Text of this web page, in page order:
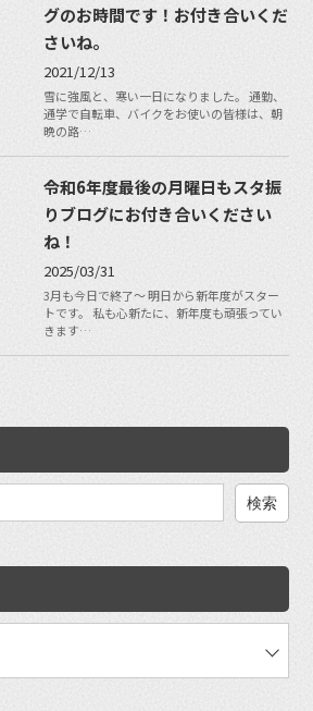
グのお時間です！お付き合いくだ
さいね。
2021/12/13
雪に強風と、寒い一日になりました。 通勤、
通学で自転車、バイクをお使いの皆様は、朝
晩の路…
令和6年度最後の月曜日もスタ振
りブログにお付き合いください
ね！
2025/03/31
3月も今日で終了〜 明日から新年度がスター
トです。 私も心新たに、新年度も頑張ってい
きます…